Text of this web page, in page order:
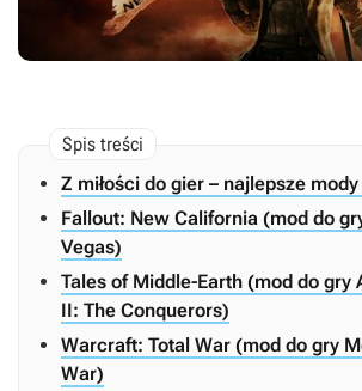
Z miłości do gier – najlepsze
Fallout: New California (mod do
Vegas)
Tales of Middle-Earth (mod do gry
II: The Conquerors)
Warcraft: Total War (mod do gry
War)